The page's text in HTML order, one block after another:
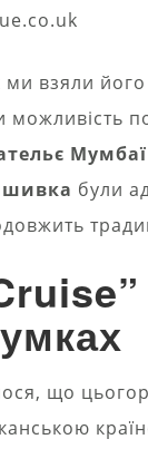
ми взяли
можливість
були
що